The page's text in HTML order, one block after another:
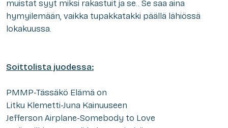
muistat syyt miksi rakastuit ja se.. Se saa aina
hymyilemään, vaikka tupakkatakki päällä lähiössä
lokakuussa.
Soittolista juodessa:
PMMP-Tässäkö Elämä on
Litku Klemetti-Juna Kainuuseen
Jefferson Airplane-Somebody to Love